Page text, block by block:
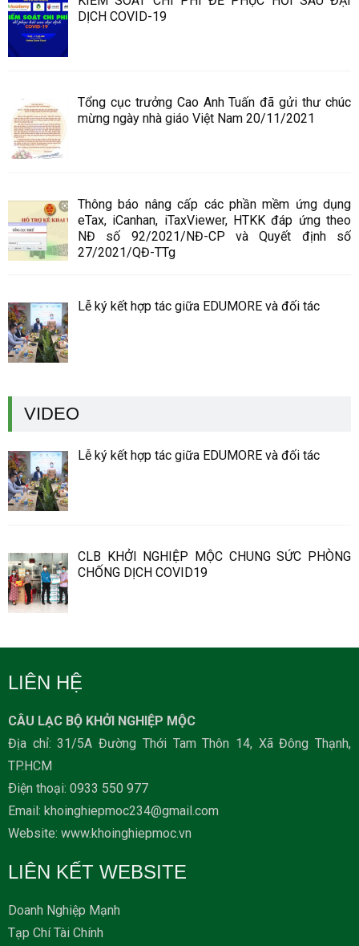
DỊCH COVID-19
Tổng cục trưởng Cao Anh Tuấn đã gửi thư chúc
mừng ngày nhà giáo Việt Nam 20/11/2021
Thông báo nâng cấp các phần mềm ứng dụng
eTax, iCanhan, iTaxViewer, HTKK đáp ứng theo
NĐ số 92/2021/NĐ-CP và Quyết định số
27/2021/QĐ-TTg
Lễ ký kết hợp tác giữa EDUMORE và đối tác
VIDEO
Lễ ký kết hợp tác giữa EDUMORE và đối tác
CLB KHỞI NGHIỆP MỘC CHUNG SỨC PHÒNG
CHỐNG DỊCH COVID19
LIÊN HỆ
CÂU LẠC BỘ KHỞI NGHIỆP MỘC
Địa chỉ: 31/5A Đường Thới Tam Thôn 14, Xã Đông Thạnh,
TP.HCM
Ðiện thoại: 0933 550 977
Email: khoinghiepmoc234@gmail.com
Website: www.khoinghiepmoc.vn
LIÊN KẾT WEBSITE
Doanh Nghiệp Mạnh
Tạp Chí Tài Chính